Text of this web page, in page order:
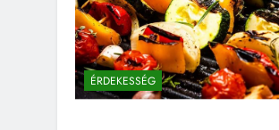
ÉRDEKESSÉG